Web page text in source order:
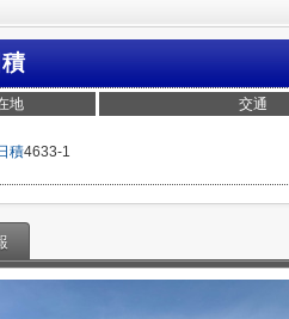
地 交通
積4633-1